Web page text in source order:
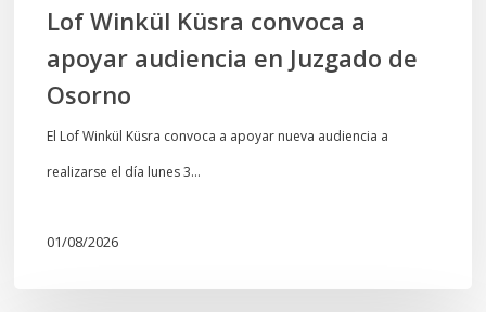
Lof Winkül Küsra convoca a
apoyar audiencia en Juzgado de
Osorno
El Lof Winkül Küsra convoca a apoyar nueva audiencia a
realizarse el día lunes 3…
01/08/2026